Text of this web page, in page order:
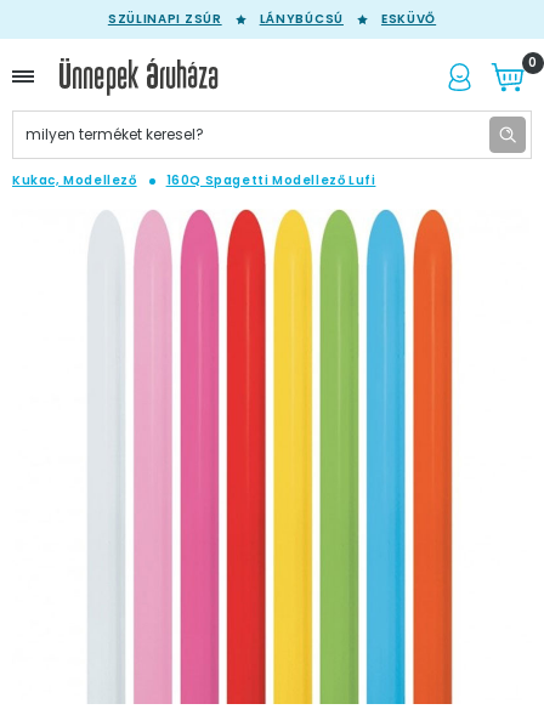
SZÜLINAPI ZSÚR LÁNYBÚCSÚ ESKÜVŐ
0
Kukac, Modellező 160Q Spagetti Modellező Lufi